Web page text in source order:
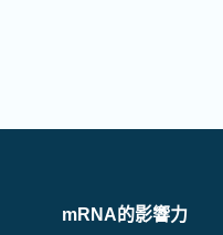
mRNA的影響力